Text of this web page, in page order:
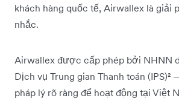
khách hàng quốc tế, Airwallex là giải
nhắc.
Airwallex được cấp phép bởi NHNN
Dịch vụ Trung gian Thanh toán
pháp lý rõ ràng để hoạt động tại Việt